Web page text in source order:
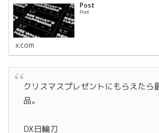
Post
Post
x.com
クリスマスプレゼントにもらえたら
品。
DX日輪刀